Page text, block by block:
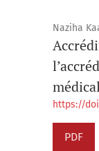
Naziha
https://
PDF